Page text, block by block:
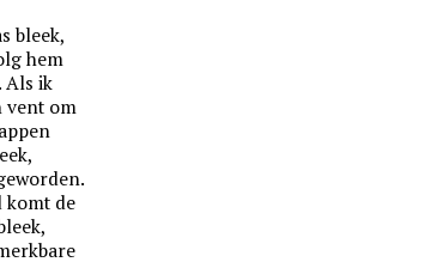
bleek,
hem
Als ik
vent om
komt de